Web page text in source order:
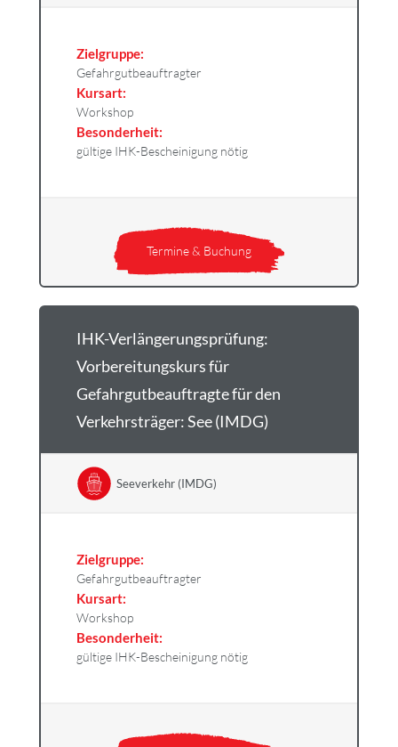
Zielgruppe:
Gefahrgutbeauftragter
Kursart:
Workshop
Besonderheit:
gültige IHK-Bescheinigung nötig
Termine & Buchung
IHK-Verlängerungsprüfung:
Vorbereitungskurs für
Gefahrgutbeauftragte für den
Verkehrsträger: See (IMDG)
Seeverkehr (IMDG)
Zielgruppe:
Gefahrgutbeauftragter
Kursart:
Workshop
Besonderheit:
gültige IHK-Bescheinigung nötig